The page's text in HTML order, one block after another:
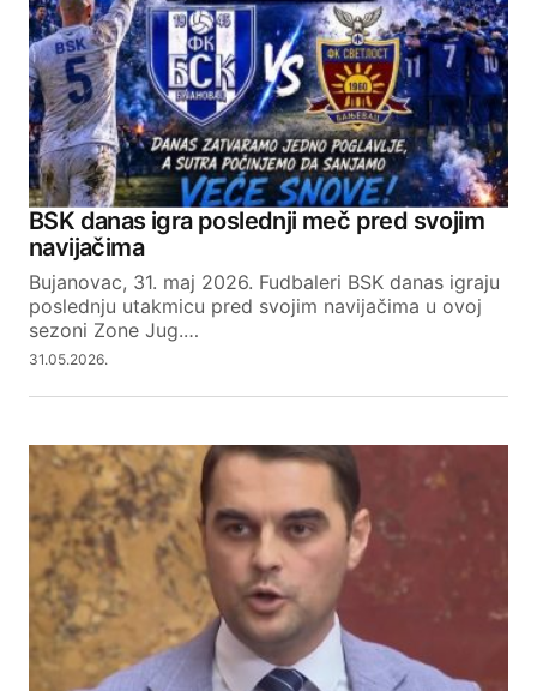
BSK danas igra poslednji meč pred svojim
navijačima
Bujanovac, 31. maj 2026. Fudbaleri BSK danas igraju
poslednju utakmicu pred svojim navijačima u ovoj
sezoni Zone Jug.…
31.05.2026.